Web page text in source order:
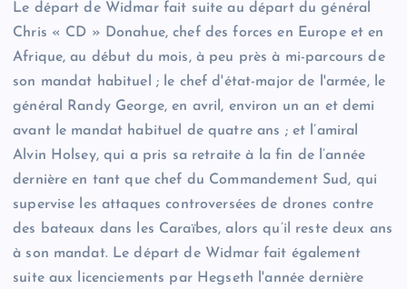
Le départ de Widmar fait suite au départ du général
Chris « CD » Donahue, chef des forces en Europe et en
Afrique, au début du mois, à peu près à mi-parcours de
son mandat habituel ; le chef d'état-major de l'armée, le
général Randy George, en avril, environ un an et demi
avant le mandat habituel de quatre ans ; et l’amiral
Alvin Holsey, qui a pris sa retraite à la fin de l’année
dernière en tant que chef du Commandement Sud, qui
supervise les attaques controversées de drones contre
des bateaux dans les Caraïbes, alors qu’il reste deux ans
à son mandat. Le départ de Widmar fait également
suite aux licenciements par Hegseth l'année dernière